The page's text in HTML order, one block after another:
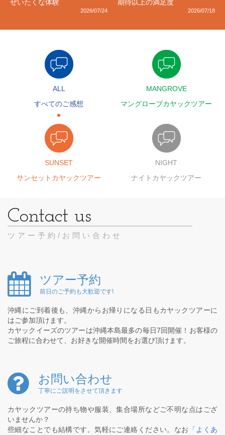
ぜいたくな体験
2026/07/24
期待以上の満足度
2026/07/18
ALL
すべてのご感想
MANGROVE
マングローブカヤックツアー
SUNSET
サンセットカヤックツアー
NIGHT
ナイトカヤックツアー
ツアー予約/お問い合わせ
ツアー予約
前日のご予約も大歓迎です!
沖縄にご到着後も、沖縄からお帰りになる日もカヤックツアーに
はご参加頂けます。
カヤックイーズのツアーは沖縄本島最多の毎日7回開催！お客様の
ご旅程に合わせて、お好きな開催時間をお選び頂けます。
お問い合わせ
丁寧にご説明をさせて頂きます
カヤックツアーの持ち物や服装、集合場所などご不明な点はござ
いませんか？
些細なことでも結構です。気軽にご連絡ください。なお
「よくあ